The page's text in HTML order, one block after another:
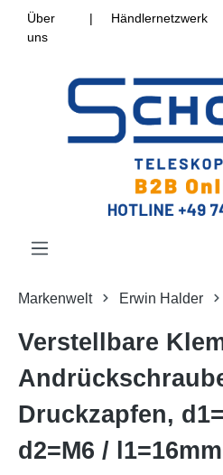
Über
uns
| Händlernetzwerk
Markenwelt Erwin Halder
Verstellbare
Druckzapfen,
d2=M6 /